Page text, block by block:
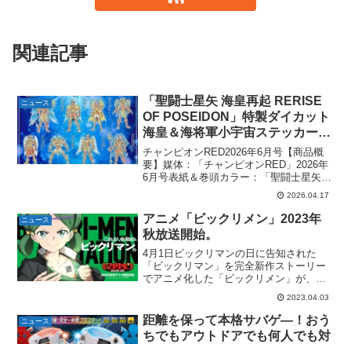
関連記事
ニュース
「聖闘士星矢 海皇再起 RERISE
OF POSEIDON」特製ダイカット
海皇＆海将軍小宇宙ステッカー付
録「チャンピオンRED 2026年6
月号」が発売。
チャンピオンRED2026年6月号【商品概
要】媒体：「チャンピオンRED」2026年
6月号表紙＆巻頭カラー：「聖闘士星矢
海皇再起 RERISE OF POSEIDON」付
録：「特別付録特製ダイカット海皇＆海
将軍小宇宙ステッカー」センターカ...
2026.04.17
ニュース
アニメ「ビックリメン」2023年
秋放送開始。
4月1日ビックリマンの日に告知された
「ビックリマン」を完全新作ストーリー
でアニメ化した「ビックリメン」が、
2023年秋に放送されることが決定。ティ
ザービジュアルとティザーPV、スタッ
フ、スタッフコメントが解禁されまし
た！【作品情報】アニメ「...
2023.04.03
ニュース
距離を保って本格サバゲ―！おう
ちでもアウトドアでも何人でも対